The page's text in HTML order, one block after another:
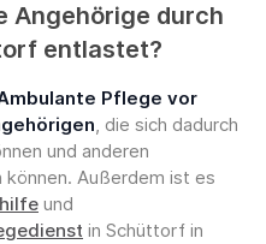
Angehörige durch
entlastet?
Pflege vor
, die sich dadurch
und anderen
Außerdem ist es
und
in Schüttorf in